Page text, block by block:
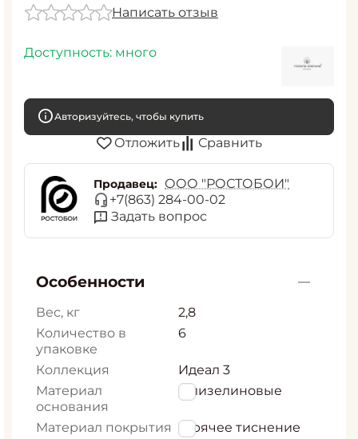
Написать отзыв
Доступность: много
Авторизуйтесь, чтобы купить
Отложить Сравнить
Продавец: ООО "РОСТОБОИ"
+7(863) 284-00-02
Задать вопрос
Особенности
Вес, кг
2,8
Количество в
упаковке
6
Коллекция
Идеал 3
Материал
основания
Флизелиновые
Материал покрытия Горячее тиснение